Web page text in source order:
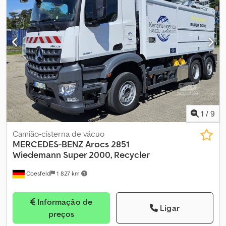
completo de manutenção
, = Opções e acessórios adicionais = -
Tomada de 12 volts - Vidros elétricos - Fecho centralizado com
controlo remoto - Faróis de nevoeiro - Rádio - Rádio com suporte
para MP3 = Mais informações = Informações gerais Número de
portas: 4 Ano do modelo: 2026 Informações técnicas Número de
cilindros: 5 Cilindrada do motor: 2.461 cc Transmissão: 5
velocidades, caixa manual Pesos Peso em vazio: 1.671 kg Carga útil:
1.009 kg Peso bruto: 2.680 kg Peso máximo de reboque: 1.820 kg
(700 kg sem travões) Interior Cor do interior: preto Estado
Número de chaves: 2 (1 controlo remoto) Segurança do produto
Codpfjy Tk U Eex Ad Rsha Fabricante: Dani Autobedrijven B.V.
Ootmarsumseweg 110 7665SE ALBERGEN, NL
1 / 9
Coesfeld 1 827 km
Camião-cisterna de vácuo
MERCEDES-BENZArocs 2851
Wiedemann Super 2000, Recycler
Informação de
preços
Ligar